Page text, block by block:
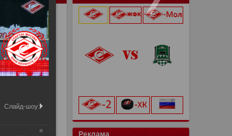
Слайд-шоу: